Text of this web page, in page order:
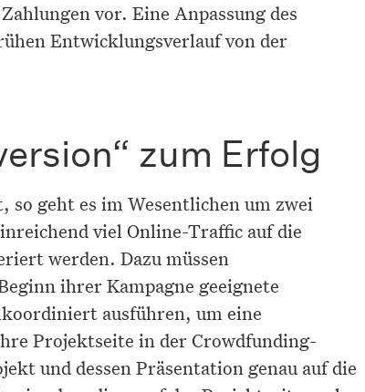
vor. Eine Anpassung des
Entwicklungsverlauf von der
zum Erfolg
so geht es im Wesentlichen um zwei
viel Online-Traffic auf die
werden. Dazu müssen
ihrer Kampagne geeignete
ausführen, um eine
Projektseite in der Crowdfunding-
und dessen Präsentation genau auf die